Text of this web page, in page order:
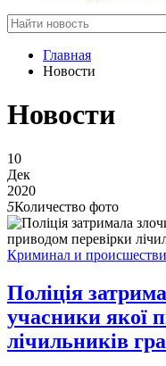
Главная
Новости
Новости
10
Дек
2020
5Количество фото
Криминал и
Поліція
учасники якої
лічильників